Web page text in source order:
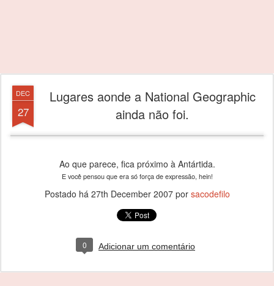
DEC
27
Lugares aonde a National Geographic
ainda não foi.
Ao que parece, fica próximo à Antártida.
E você pensou que era só força de expressão, hein!
Postado há 27th December 2007por sacodefilo
0 Adicionar um comentário